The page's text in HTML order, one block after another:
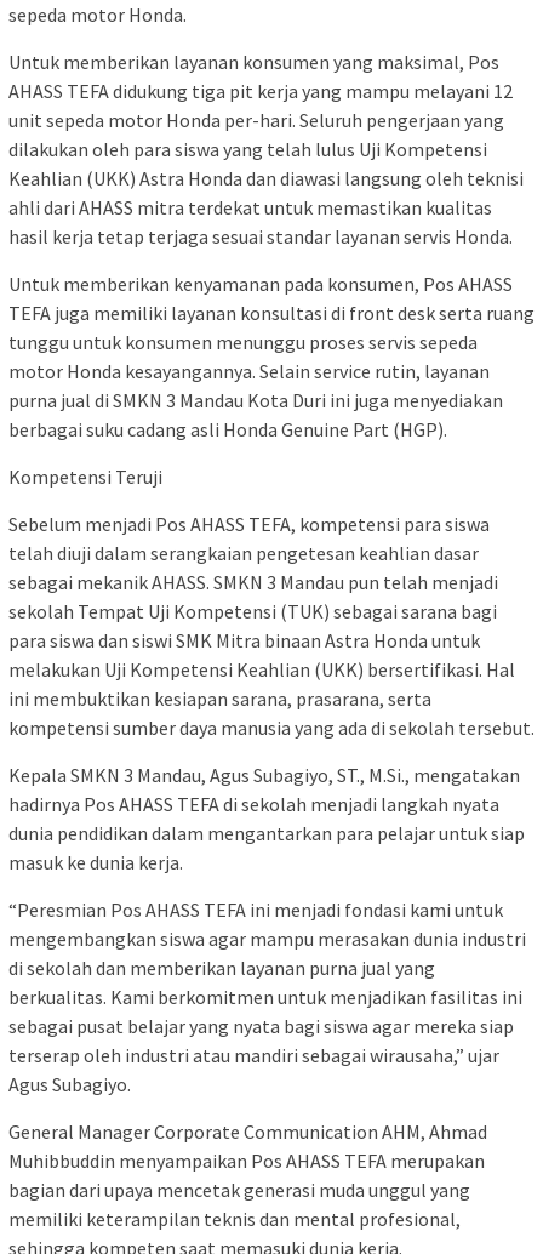
sepeda motor Honda.
Untuk memberikan layanan konsumen yang maksimal, Pos
AHASS TEFA didukung tiga pit kerja yang mampu melayani 12
unit sepeda motor Honda per-hari. Seluruh pengerjaan yang
dilakukan oleh para siswa yang telah lulus Uji Kompetensi
Keahlian (UKK) Astra Honda dan diawasi langsung oleh teknisi
ahli dari AHASS mitra terdekat untuk memastikan kualitas
hasil kerja tetap terjaga sesuai standar layanan servis Honda.
Untuk memberikan kenyamanan pada konsumen, Pos AHASS
TEFA juga memiliki layanan konsultasi di front desk serta ruang
tunggu untuk konsumen menunggu proses servis sepeda
motor Honda kesayangannya. Selain service rutin, layanan
purna jual di SMKN 3 Mandau Kota Duri ini juga menyediakan
berbagai suku cadang asli Honda Genuine Part (HGP).
Kompetensi Teruji
Sebelum menjadi Pos AHASS TEFA, kompetensi para siswa
telah diuji dalam serangkaian pengetesan keahlian dasar
sebagai mekanik AHASS. SMKN 3 Mandau pun telah menjadi
sekolah Tempat Uji Kompetensi (TUK) sebagai sarana bagi
para siswa dan siswi SMK Mitra binaan Astra Honda untuk
melakukan Uji Kompetensi Keahlian (UKK) bersertifikasi. Hal
ini membuktikan kesiapan sarana, prasarana, serta
kompetensi sumber daya manusia yang ada di sekolah tersebut.
Kepala SMKN 3 Mandau, Agus Subagiyo, ST., M.Si., mengatakan
hadirnya Pos AHASS TEFA di sekolah menjadi langkah nyata
dunia pendidikan dalam mengantarkan para pelajar untuk siap
masuk ke dunia kerja.
“Peresmian Pos AHASS TEFA ini menjadi fondasi kami untuk
mengembangkan siswa agar mampu merasakan dunia industri
di sekolah dan memberikan layanan purna jual yang
berkualitas. Kami berkomitmen untuk menjadikan fasilitas ini
sebagai pusat belajar yang nyata bagi siswa agar mereka siap
terserap oleh industri atau mandiri sebagai wirausaha,” ujar
Agus Subagiyo.
General Manager Corporate Communication AHM, Ahmad
Muhibbuddin menyampaikan Pos AHASS TEFA merupakan
bagian dari upaya mencetak generasi muda unggul yang
memiliki keterampilan teknis dan mental profesional,
sehingga kompeten saat memasuki dunia kerja.